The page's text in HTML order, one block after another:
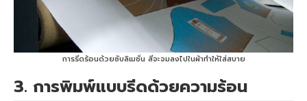
เครื่องพิมพ์ Arena DFT60 cm.
DFT60 cm. จับคู่ เครื่องรีดร้อน 70×90 cm.
DFT60 cm. จับคู่ เครื่องรีดร้อน 40×60 cm.
Machine inksub
การรีดร้อนด้วยซับลิเมชั่น สีจะจมลงไปในผ้าทำให้ใส่สบาย
3. การพิมพ์แบบรีดด้วยความร้อน